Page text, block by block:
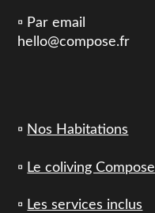
▫️ Par email
hello@compose.fr
▫️ Nos Habitations
▫️ Le coliving Compose
▫️ Les services inclus